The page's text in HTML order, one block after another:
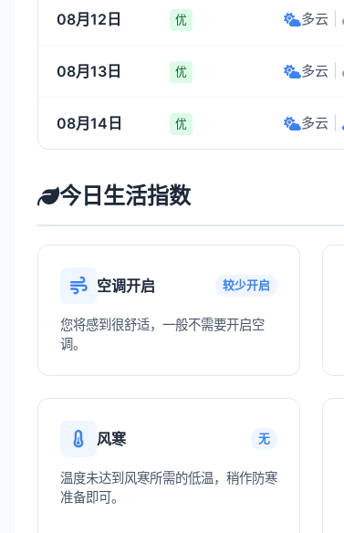
08月12日 优 多云
08月13日 优 多云
08月14日 优 多云
今日生活指数
空调开启 较少开启
您将感到很舒适，一般不需要开启空
调。
风寒 无
温度未达到风寒所需的低温，稍作防寒
准备即可。